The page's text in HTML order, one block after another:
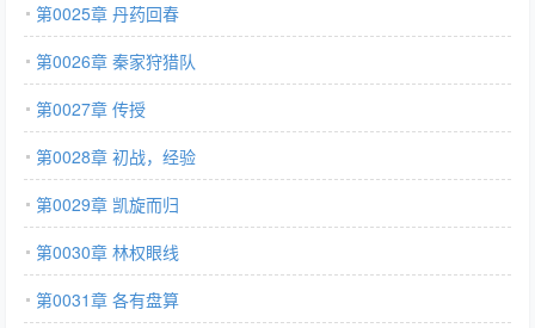
第0025章 丹药回春
第0026章 秦家狩猎队
第0027章 传授
第0028章 初战，经验
第0029章 凯旋而归
第0030章 林权眼线
第0031章 各有盘算